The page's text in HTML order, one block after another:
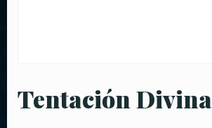
Tentación Divina